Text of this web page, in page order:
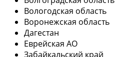
Вологодская область
Воронежская область
Дагестан
Еврейская АО
Забайкальский край